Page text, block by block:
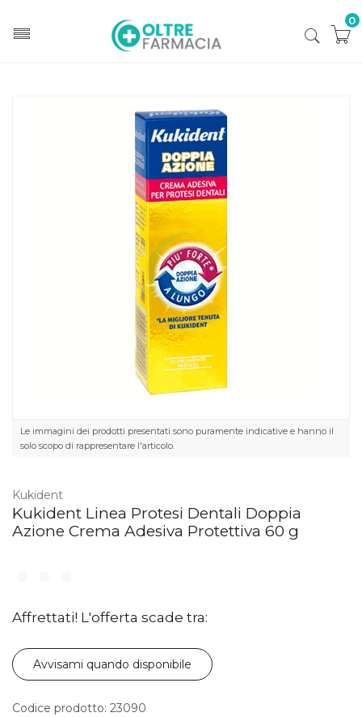
0
Adesiva Protettiva 60 g
Le immagini dei prodotti presentati sono puramente indicative e hanno il
solo scopo di rappresentare l'articolo.
Kukident
Kukident Linea Protesi Dentali Doppia
Azione Crema Adesiva Protettiva 60 g
Affrettati! L'offerta scade tra:
Avvisami quando disponibile
Codice prodotto: 23090